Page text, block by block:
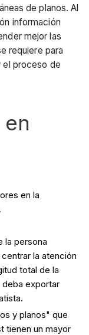
de planos. Al
información
mejor las
requiere para
el proceso de
en la
la persona
la atención
total de la
deba exportar
y planos" que
tienen un mayor